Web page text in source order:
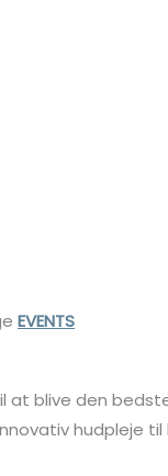
EVENTS
at blive den
hudpleje